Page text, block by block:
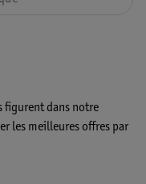
figurent dans notre
les meilleures offres par